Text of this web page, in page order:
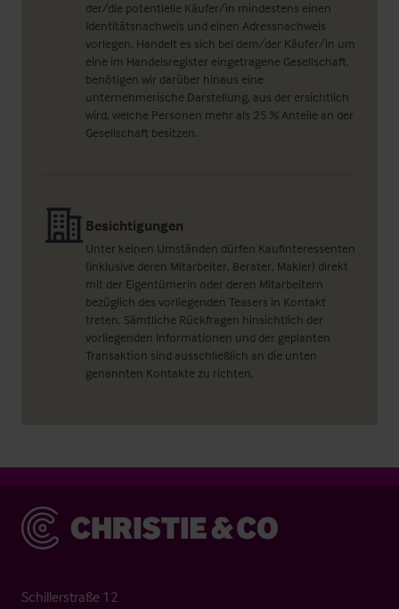
der/die potentielle Käufer/in mindestens einen
Identitätsnachweis und einen Adressnachweis
vorlegen. Handelt es sich bei dem/der Käufer/in um
eine im Handelsregister eingetragene Gesellschaft,
benötigen wir darüber hinaus eine
unternehmerische Darstellung, aus der ersichtlich
wird, welche Personen mehr als 25 % Anteile an der
Gesellschaft besitzen.
Besichtigungen
Unter keinen Umständen dürfen Kaufinteressenten
(inklusive deren Mitarbeiter, Berater, Makler) direkt
mit der Eigentümerin oder deren Mitarbeitern
bezüglich des vorliegenden Teasers in Kontakt
treten. Sämtliche Rückfragen hinsichtlich der
vorliegenden Informationen und der geplanten
Transaktion sind ausschließlich an die unten
genannten Kontakte zu richten.
Christie & Co
Schillerstraße 12